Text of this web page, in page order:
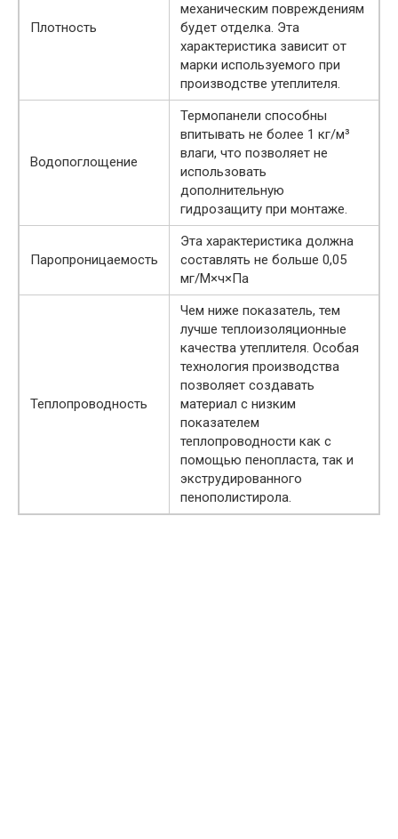
Плотность
механическим повреждениям
будет отделка. Эта
характеристика зависит от
марки используемого при
производстве утеплителя.
Водопоглощение
Термопанели способны
впитывать не более 1 кг/м³
влаги, что позволяет не
использовать
дополнительную
гидрозащиту при монтаже.
Паропроницаемость
Эта характеристика должна
составлять не больше 0,05
мг/М×ч×Па
Теплопроводность
Чем ниже показатель, тем
лучше теплоизоляционные
качества утеплителя. Особая
технология производства
позволяет создавать
материал с низким
показателем
теплопроводности как с
помощью пенопласта, так и
экструдированного
пенополистирола.